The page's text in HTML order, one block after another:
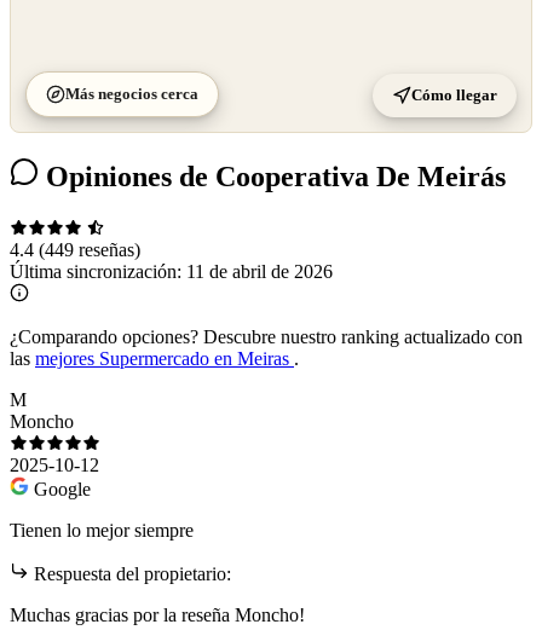
Más negocios cerca Cómo llegar
Opiniones de Cooperativa De Meirás
4.4 (449 reseñas)
Última sincronización: 11 de abril de 2026
¿Comparando opciones? Descubre nuestro ranking actualizado con
las mejores Supermercado en Meiras .
M
Moncho
2025-10-12
Google
Tienen lo mejor siempre
Respuesta del propietario:
Muchas gracias por la reseña Moncho!